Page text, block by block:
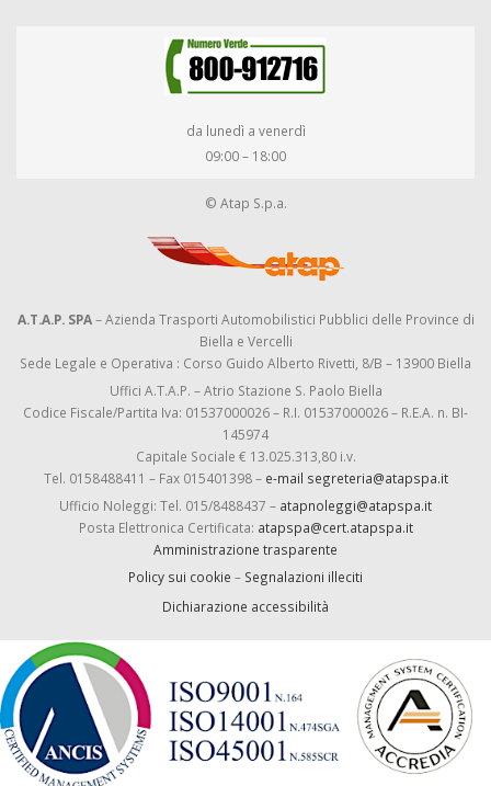
da lunedì a venerdì
09:00 – 18:00
© Atap S.p.a.
A.T.A.P. SPA– Azienda Trasporti Automobilistici Pubblici delle Province di
Biella e Vercelli
Sede Legale e Operativa : Corso Guido Alberto Rivetti, 8/B – 13900 Biella
Uffici A.T.A.P. – Atrio Stazione S. Paolo Biella
Codice Fiscale/Partita Iva: 01537000026 – R.I. 01537000026 – R.E.A. n. BI-
145974
Capitale Sociale € 13.025.313,80 i.v.
Tel. 0158488411 – Fax 015401398 – e-mail segreteria@atapspa.it
Ufficio Noleggi: Tel. 015/8488437 – atapnoleggi@atapspa.it
Posta Elettronica Certificata: atapspa@cert.atapspa.it
Amministrazione trasparente
Policy sui cookie – Segnalazioni illeciti
Dichiarazione accessibilità